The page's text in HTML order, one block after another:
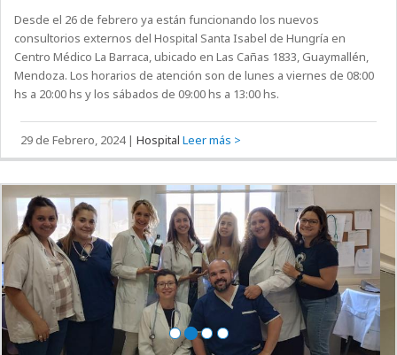
Desde el 26 de febrero ya están funcionando los nuevos
consultorios externos del Hospital Santa Isabel de Hungría en
Centro Médico La Barraca, ubicado en Las Cañas 1833, Guaymallén,
Mendoza. Los horarios de atención son de lunes a viernes de 08:00
hs a 20:00 hs y los sábados de 09:00 hs a 13:00 hs.
29 de Febrero, 2024 |Hospital Leer más >